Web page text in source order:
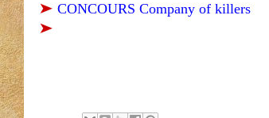
➤ CONCOURS Company of killers
➤